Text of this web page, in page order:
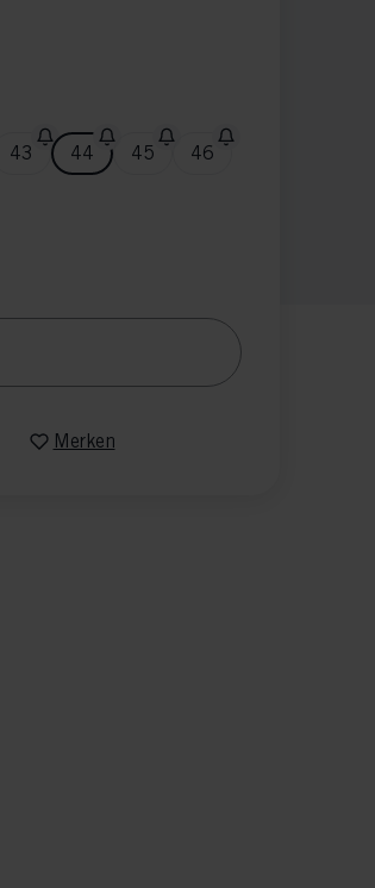
43 44 45
46
Merken